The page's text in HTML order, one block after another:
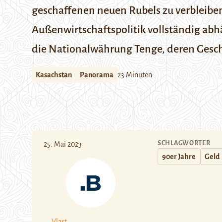
geschaffenen neuen Rubels zu
Außenwirtschaftspolitik vollständig
die Nationalwährung Tenge, deren
Kasachstan Panorama 23 Minuten
25. Mai 2023 SCHLAGWÖRTER
90er Jahre Geld